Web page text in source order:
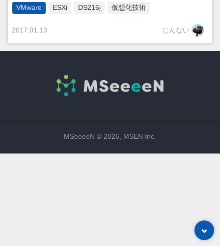
VMware ESXi DS216j 仮想化技術
2017.01.13 じんない
MSeeeeN © 2026, MSEN Inc.